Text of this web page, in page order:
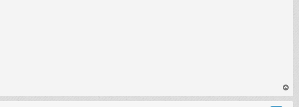
o
p